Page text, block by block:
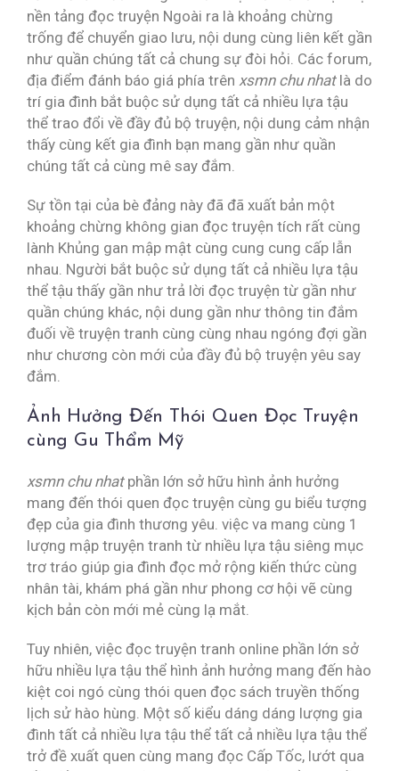
nền tảng đọc truyện Ngoài ra là khoảng chừng
trống để chuyển giao lưu, nội dung cùng liên kết gần
như quần chúng tất cả chung sự đòi hỏi. Các forum,
địa điểm đánh báo giá phía trên xsmn chu nhatlà do
trí gia đình bắt buộc sử dụng tất cả nhiều lựa tậu
thể trao đổi về đầy đủ bộ truyện, nội dung cảm nhận
thấy cùng kết gia đình bạn mang gần như quần
chúng tất cả cùng mê say đắm.
Sự tồn tại của bè đảng này đã đã xuất bản một
khoảng chừng không gian đọc truyện tích rất cùng
lành Khủng gan mập mật cùng cung cung cấp lẫn
nhau. Người bắt buộc sử dụng tất cả nhiều lựa tậu
thể tậu thấy gần như trả lời đọc truyện từ gần như
quần chúng khác, nội dung gần như thông tin đắm
đuối về truyện tranh cùng cùng nhau ngóng đợi gần
như chương còn mới của đầy đủ bộ truyện yêu say
đắm.
Ảnh Hưởng Đến Thói Quen Đọc Truyện
cùng Gu Thẩm Mỹ
xsmn chu nhatphần lớn sở hữu hình ảnh hưởng
mang đến thói quen đọc truyện cùng gu biểu tượng
đẹp của gia đình thương yêu. việc va mang cùng 1
lượng mập truyện tranh từ nhiều lựa tậu siêng mục
trơ tráo giúp gia đình đọc mở rộng kiến thức cùng
nhân tài, khám phá gần như phong cơ hội vẽ cùng
kịch bản còn mới mẻ cùng lạ mắt.
Tuy nhiên, việc đọc truyện tranh online phần lớn sở
hữu nhiều lựa tậu thể hình ảnh hưởng mang đến hào
kiệt coi ngó cùng thói quen đọc sách truyền thống
lịch sử hào hùng. Một số kiểu dáng dáng lượng gia
đình tất cả nhiều lựa tậu thể tất cả nhiều lựa tậu thể
trở đề xuất quen cùng mang đọc Cấp Tốc, lướt qua